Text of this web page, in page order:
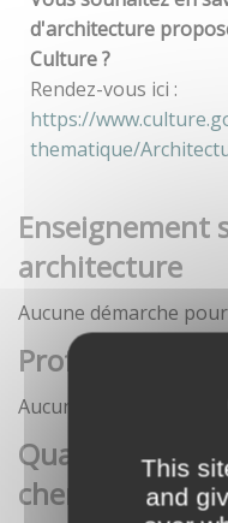
This
and
d'architecture
Culture ?
Rendez-vous ici :
https://
thematique/
Enseignement
architecture
Aucune démarche
Profession
Aucune démarche pour
Qualification
chercheurs en